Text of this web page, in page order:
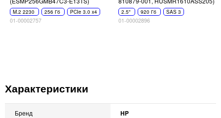
M.2 2230 256 Гб PCIe 3.0 x4
01-00002757
2.5" 920 Гб SAS 3
01-00002896
Характеристики
Бренд HP